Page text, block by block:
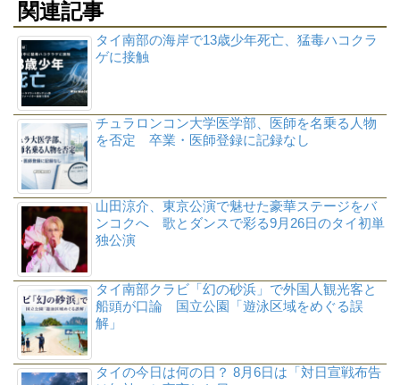
関連記事
タイ南部の海岸で13歳少年死亡、猛毒ハコクラ
ゲに接触
チュラロンコン大学医学部、医師を名乗る人物
を否定 卒業・医師登録に記録なし
山田涼介、東京公演で魅せた豪華ステージをバ
ンコクへ 歌とダンスで彩る9月26日のタイ初単
独公演
タイ南部クラビ「幻の砂浜」で外国人観光客と
船頭が口論 国立公園「遊泳区域をめぐる誤
解」
タイの今日は何の日？ 8月6日は「対日宣戦布告